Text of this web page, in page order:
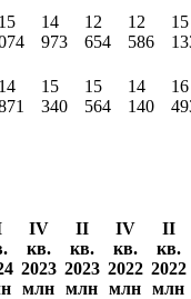
15
14
973
12
654
12
586
15
14
15
340
15
564
14
140
16
IV
кв.
2023
млн
II
кв.
2023
млн
IV
кв.
2022
млн
II
кв.
2022
млн